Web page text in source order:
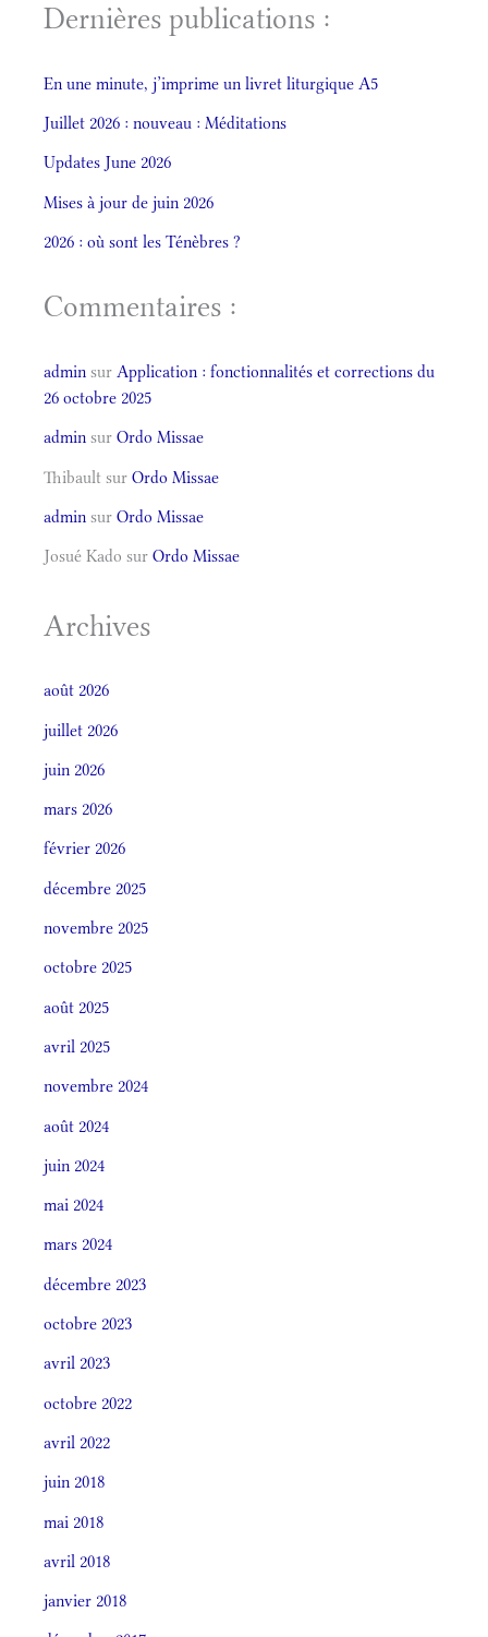
Dernières publications :
En une minute, j’imprime un livret liturgique A5
Juillet 2026 : nouveau : Méditations
Updates June 2026
Mises à jour de juin 2026
2026 : où sont les Ténèbres ?
Commentaires :
admin sur Application : fonctionnalités et corrections du
26 octobre 2025
admin sur Ordo Missae
Thibault sur Ordo Missae
admin sur Ordo Missae
Josué Kado sur Ordo Missae
Archives
août 2026
juillet 2026
juin 2026
mars 2026
février 2026
décembre 2025
novembre 2025
octobre 2025
août 2025
avril 2025
novembre 2024
août 2024
juin 2024
mai 2024
mars 2024
décembre 2023
octobre 2023
avril 2023
octobre 2022
avril 2022
juin 2018
mai 2018
avril 2018
janvier 2018